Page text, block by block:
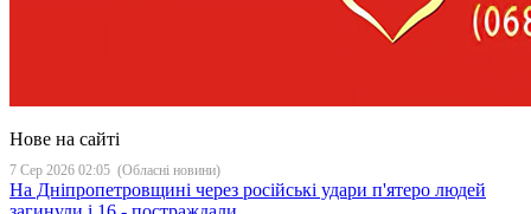
Нове на сайті
7 Сер 2026 02:05 (Обласні новини)
На Дніпропетровщині через російські удари п'ятеро людей